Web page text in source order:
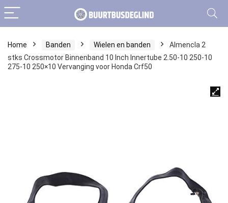
Home Banden Wielen en banden
Almencla 2
stks Crossmotor Binnenband 10 Inch Innertube 2.50-10 250-10
275-10 250×10 Vervanging voor Honda Crf50